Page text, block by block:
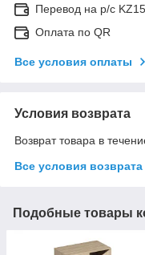
Перевод на р/с
Оплата по QR
Все условия оплаты
Условия возврата
Возврат товара в
Все условия возврата
Подобные товары